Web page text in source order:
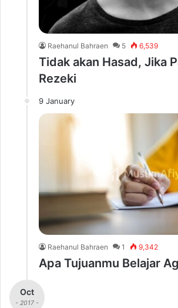
Raehanul Bahraen 5 6,539
Tidak akan Hasad, Jika
Rezeki
9 January
Raehanul Bahraen 1 9,342
Apa Tujuanmu Belajar
Oct
- 2017 -